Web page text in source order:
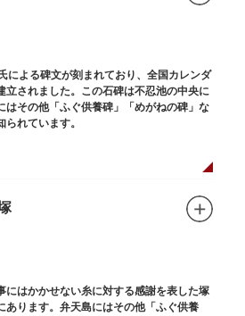
による碑文が刻まれており、全国カレンダ
立されました。この石碑は不忍池の中央に
はその他「ふぐ供養碑」「めがねの碑」な
れています。
にはかかせない糸に対する感謝を表した塚
あります。弁天島にはその他「ふぐ供養